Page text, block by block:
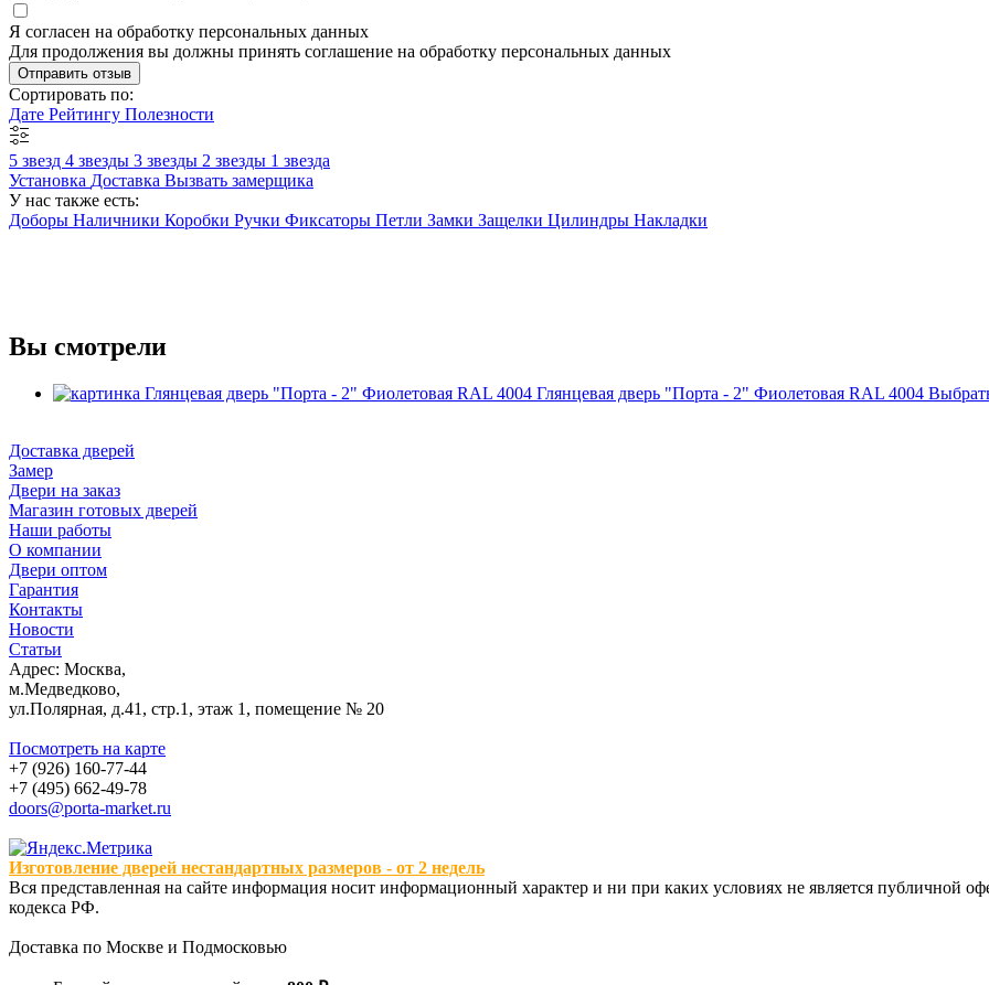
Я согласен на обработку персональных данных
Для продолжения вы должны принять соглашение на обработку персональных данных
Отправить отзыв
Сортировать по:
Дате Рейтингу Полезности
5 звезд 4 звезды 3 звезды 2 звезды 1 звезда
Установка Доставка Вызвать замерщика
У нас также есть:
Доборы Наличники Коробки Ручки Фиксаторы Петли Замки Защелки Цилиндры Накладки
Вы смотрели
Глянцевая дверь "Порта - 2" Фиолетовая RAL 4004
Доставка дверей
Замер
Двери на заказ
Магазин готовых дверей
Наши работы
О компании
Двери оптом
Гарантия
Контакты
Новости
Статьи
Адрес: Москва,
м.Медведково,
ул.Полярная, д.41, стр.1, этаж 1, помещение № 20
Посмотреть на карте
+7 (926) 160-77-44
+7 (495) 662-49-78
doors@porta-market.ru
Изготовление дверей нестандартных размеров - от 2 недель
Вся представленная на сайте информация носит информационный характер и ни при каких условиях не является публичной
кодекса РФ.
Доставка по Москве и Подмосковью